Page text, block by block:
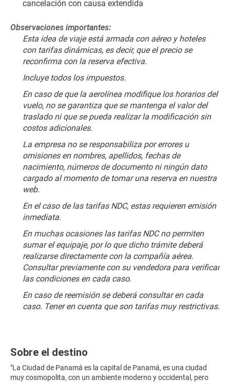
cancelación con causa extendida
Observaciones importantes:
Esta idea de viaje está armada con aéreo y hoteles
con tarifas dinámicas, es decir, que el precio se
reconfirma con la reserva efectiva.
﻿Incluye todos los impuestos.
En caso de que la aerolínea modifique los horarios del
vuelo, no se garantiza que se mantenga el valor del
traslado ni que se pueda realizar la modificación sin
costos adicionales.
La empresa no se responsabiliza por errores u
omisiones en nombres, apellidos, fechas de
nacimiento, números de documento ni ningún dato
cargado al momento de tomar una reserva en nuestra
web.
En el caso de las tarifas NDC, estas requieren emisión
inmediata.
En muchas ocasiones las tarifas NDC no permiten
sumar el equipaje, por lo que dicho trámite deberá
realizarse directamente con la compañía aérea.
Consultar previamente con su vendedora para verificar
las condiciones en cada caso.
En caso de reemisión se deberá consultar en cada
caso. Tener en cuenta que son tarifas muy restrictivas.
Sobre el destino
"La Ciudad de Panamá es la capital de Panamá, es una ciudad
muy cosmopolita, con un ambiente moderno y occidental, pero